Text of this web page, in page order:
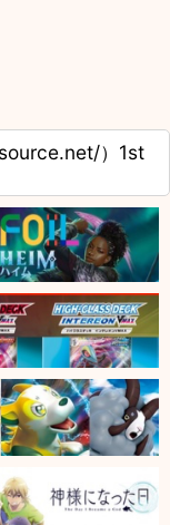
）1st